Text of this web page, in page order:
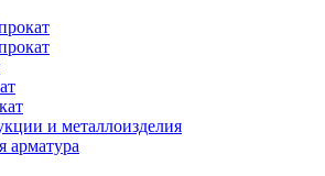
и металлоизделия
арматура